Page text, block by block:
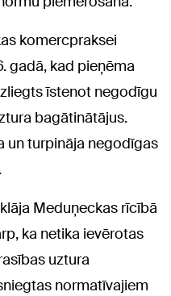
komercpraksei
gadā, kad pieņēma
īstenot negodīgu
bagātinātājus.
un turpināja negodīgas
Meduņeckas rīcībā
ka netika ievērotas
uztura
normatīvajiem